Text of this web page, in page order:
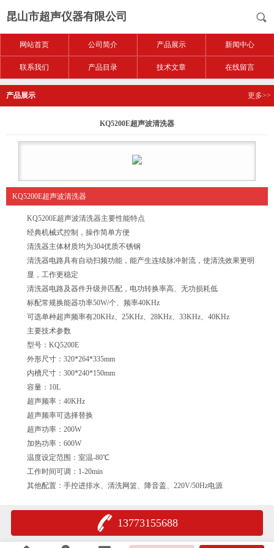
昆山市超声仪器有限公司
网站首页 公司简介 产品展示 新闻中心
联系我们 产品目录 技术文章 在线留言
产品展示 更多>>
KQ5200E超声波清洗器
KQ5200E超声波清洗器
KQ5200E超声波清洗器主要性能特点
经典机械式控制，操作简单方便
清洗器主体材质均为304优质不锈钢
清洗器电路具有自动扫频功能，能产生连续脉冲射流，使清洗效果更明
显，工作更稳定
清洗器电路及器件升级并匹配，电功转换率高、无功损耗低
标配常规换能器功率50W/个、频率40KHz
可选单种超声频率有20KHz、25KHz、28KHz、33KHz、40KHz
主要技术参数
型号：KQ5200E
外形尺寸：320*264*335mm
内槽尺寸：300*240*150mm
容量：10L
超声频率：40KHz
超声频率可选择替换
超声功率：200W
加热功率：600W
温度设定范围：室温-80℃
工作时间可调：1-20min
其他配置：手控进排水、清洗网篮、降音盖、220V/50Hz电源
13773155688